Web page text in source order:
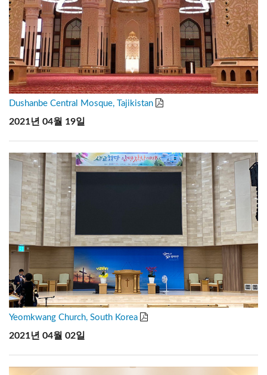
Dushanbe Central Mosque, Tajikistan
2021년 04월 19일
Yeomkwang Church, South Korea
2021년 04월 02일